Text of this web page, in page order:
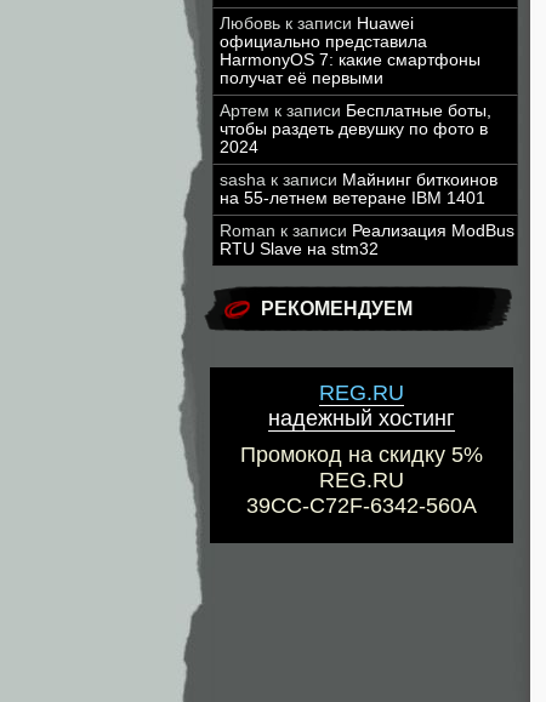
Любовь к записи Huawei
официально представила
HarmonyOS 7: какие смартфоны
получат её первыми
Артем к записи Бесплатные боты,
чтобы раздеть девушку по фото в
2024
sasha к записи Майнинг биткоинов
на 55-летнем ветеране IBM 1401
Roman к записи Реализация ModBus
RTU Slave на stm32
РЕКОМЕНДУЕМ
REG.RU
надежный хостинг
Промокод на скидку 5%
REG.RU
39CC-C72F-6342-560A